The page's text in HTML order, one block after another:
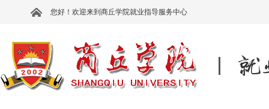
您好！欢迎来到商丘学院就业指导服务中心